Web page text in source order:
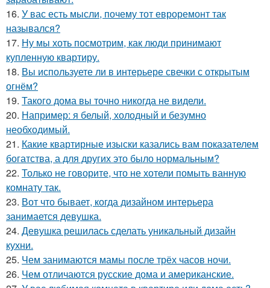
16. У вас есть мысли, почему тот евроремонт так
назывался?
17. Ну мы хоть посмотрим, как люди принимают
купленную квартиру.
18. Вы используете ли в интерьере свечки с открытым
огнём?
19. Такого дома вы точно никогда не видели.
20. Например: я белый, холодный и безумно
необходимый.
21. Какие квартирные изыски казались вам показателем
богатства, а для других это было нормальным?
22. Только не говорите, что не хотели помыть ванную
комнату так.
23. Вот что бывает, когда дизайном интерьера
занимается девушка.
24. Девушка решилась сделать уникальный дизайн
кухни.
25. Чем занимаются мамы после трёх часов ночи.
26. Чем отличаются русские дома и американские.